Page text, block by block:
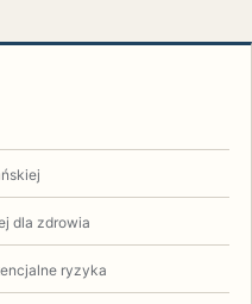
dla zdrowia
ryzyka